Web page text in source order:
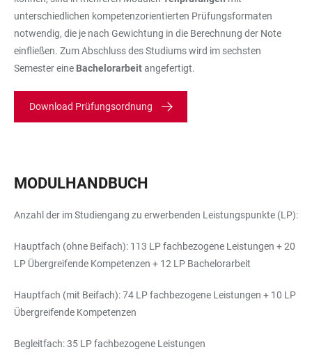
unterschiedlichen kompetenzorientierten Prüfungsformaten
notwendig, die je nach Gewichtung in die Berechnung der Note
einfließen. Zum Abschluss des Studiums wird im sechsten
Semester eine Bachelorarbeitangefertigt.
Download Prüfungsordnung
MODULHANDBUCH
Anzahl der im Studiengang zu erwerbenden Leistungspunkte (LP):
Hauptfach (ohne Beifach): 113 LP fachbezogene Leistungen + 20
LP Übergreifende Kompetenzen + 12 LP Bachelorarbeit
Hauptfach (mit Beifach): 74 LP fachbezogene Leistungen + 10 LP
Übergreifende Kompetenzen
Begleitfach: 35 LP fachbezogene Leistungen